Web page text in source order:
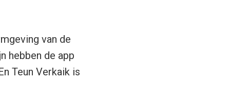
van de
hebben de app
Teun Verkaik is